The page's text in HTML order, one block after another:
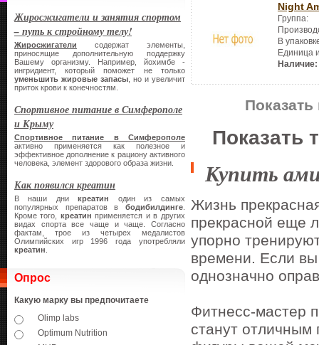
Жиросжигатели и занятия спортом
– путь к стройному телу!
Жиросжигатели содержат элементы,
приносящие дополнительную поддержку
Вашему организму. Например, йохимбе -
ингридиент, который поможет не только
уменьшить жировые запасы , но и увеличит
приток крови к конечностям.
Спортивное питание в Симферополе
и Крыму
Спортивное питание в Симферополе
активно применяется как полезное и
эффективное дополнение к рациону активного
человека, элемент здорового образа жизни.
Как появился креатин
В наши дникреатин
один из самых
популярных препаратов в бодибилдинге
Кроме того, креатин применяется и в других
видах спорта все чаще и чаще. Согласно
фактам, трое из четырех медалистов
Олимпийских игр 1996 года употребляли
креатин
Опрос
Какую марку вы предпочитаете
Olimp labs
Optimum Nutrition
Night
Группа:
В
Единица
Наличие:
Показать
Купить
Жизнь
прекрасной еще
упорно
времени. Если
однозначно
Фитнесс-мастер
станут отличным